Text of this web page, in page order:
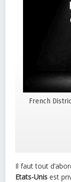
French
Il faut tout
Etats-Unis est